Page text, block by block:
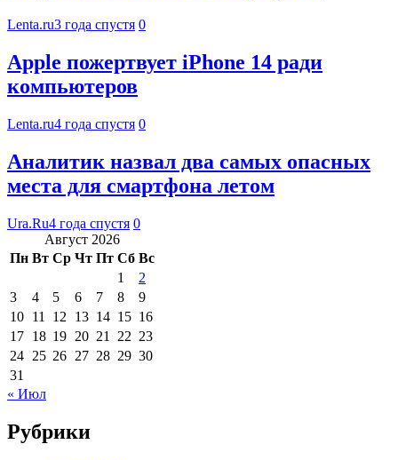
Lenta.ru3 года спустя 0
Apple пожертвует iPhone 14 ради
компьютеров
Lenta.ru4 года спустя 0
Аналитик назвал два самых опасных
места для смартфона летом
Ura.Ru4 года спустя 0
Август 2026
Пн Вт Ср Чт Пт Сб Вс
1
2
3
4 5 6 7 8
9
10 11 12 13 14 15 16
17 18 19 20 21 22 23
24 25 26 27 28 29 30
31
« Июл
Рубрики